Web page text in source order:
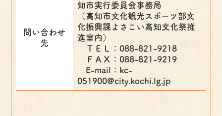
問い合わせ
先
知市実行委員会事務局
（高知市文化観光スポーツ部文
化振興課よさこい高知文化祭推
進室内）
ＴＥＬ：088-821-9218
ＦＡＸ：088-821-9219
E-mail：kc-
051900@city.kochi.lg.jp